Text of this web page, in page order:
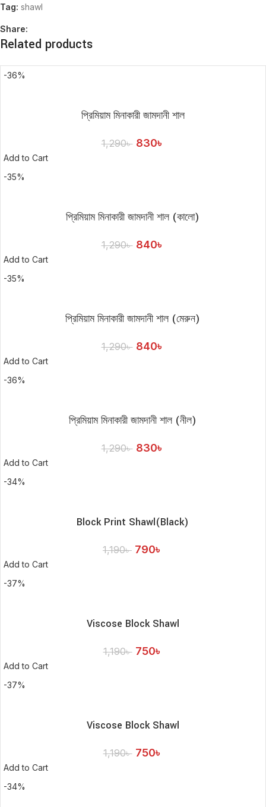
Tag: shawl
Share:
Related products
-36%
প্রিমিয়াম মিনাকারী জামদানী শাল
1,290৳ 830৳
Add to Cart
-35%
প্রিমিয়াম মিনাকারী জামদানী শাল (কালো)
1,290৳ 840৳
Add to Cart
-35%
প্রিমিয়াম মিনাকারী জামদানী শাল (মেরুন)
1,290৳ 840৳
Add to Cart
-36%
প্রিমিয়াম মিনাকারী জামদানী শাল (নীল)
1,290৳ 830৳
Add to Cart
-34%
Block Print Shawl(Black)
1,190৳ 790৳
Add to Cart
-37%
Viscose Block Shawl
1,190৳ 750৳
Add to Cart
-37%
Viscose Block Shawl
1,190৳ 750৳
Add to Cart
-34%